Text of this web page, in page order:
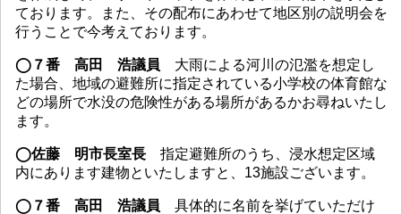
ております。また、その配布にあわせて地区別の説明会を
行うことで今考えております。
◯７番 高田 浩議員 大雨による河川の氾濫を想定し
た場合、地域の避難所に指定されている小学校の体育館な
どの場所で水没の危険性がある場所があるかお尋ねいたし
ます。
◯佐藤 明市長室長 指定避難所のうち、浸水想定区域
内にあります建物といたしますと、13施設ございます。
◯７番 高田 浩議員 具体的に名前を挙げていただけ